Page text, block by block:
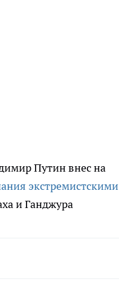
Путин внес на
экстремистскими
и Ганджура